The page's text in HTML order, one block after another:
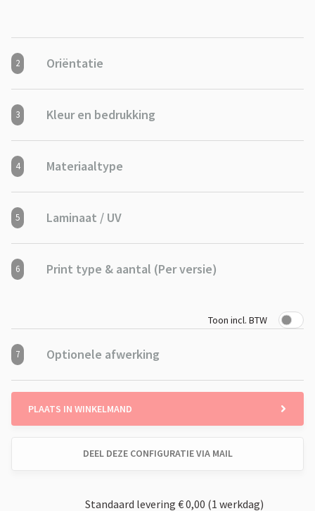
2 Oriëntatie
3 Kleur en bedrukking
4 Materiaaltype
5 Laminaat / UV
6 Print type & aantal (Per versie)
Toon incl. BTW
7 Optionele afwerking
PLAATS IN WINKELMAND
DEEL DEZE CONFIGURATIE VIA MAIL
Standaard levering € 0,00 (1 werkdag)